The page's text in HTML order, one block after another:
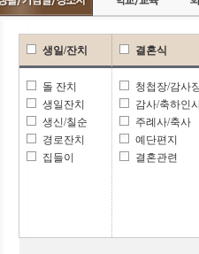
생일/잔치
돌 잔치
생일잔치
생신/칠순
경로잔치
집들이
결혼식
청첩장/감사
감사/축하인
주례사/축사
예단편지
결혼관련